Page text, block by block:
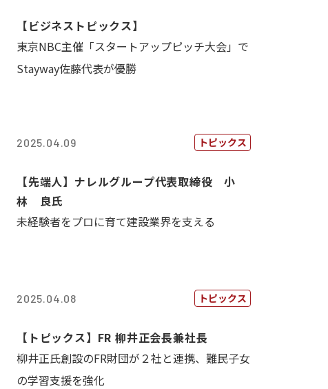
【ビジネストピックス】
東京NBC主催「スタートアップピッチ大会」で
Stayway佐藤代表が優勝
2025.04.09 トピックス
【先端人】ナレルグループ代表取締役 小
林 良氏
未経験者をプロに育て建設業界を支える
2025.04.08 トピックス
【トピックス】FR 柳井正会長兼社長
柳井正氏創設のFR財団が２社と連携、難民子女
の学習支援を強化